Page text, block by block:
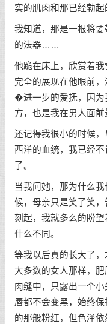
实的肌肉和那已经勃起
我知道，那是一根将
的法器……
他跪在床上，欣赏着
完全的展现在他眼前
�进一步的爱抚，因
方，也是我在男人面前
还记得我很小的时候
西洋的血统，我已经
了。
当我问她，那为什么
候，母亲只是笑了笑
刻起，我就多么的盼
什么不同。
等我以后真的长大了
大多数的女人那样，
肉缝中，只露出一个
唇都不会变黑，始终
的那般粉红，但色泽依